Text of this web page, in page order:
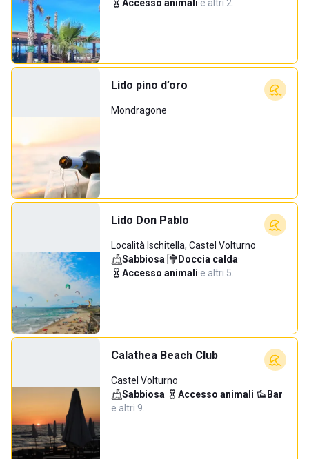
Accesso animali·e altri 2…
Lido pino d’oro
Mondragone
Lido Don Pablo
Località Ischitella, Castel Volturno
Sabbiosa· Doccia calda·
Accesso animali·e altri 5…
Calathea Beach Club
Castel Volturno
Sabbiosa· Accesso animali· Bar·
e altri 9…